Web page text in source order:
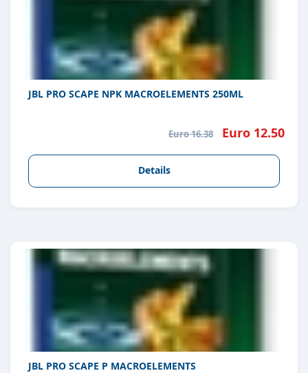
JBL PRO SCAPE NPK MACROELEMENTS 250ML
Euro 16.38 Euro 12.50
Details
JBL PRO SCAPE P MACROELEMENTS